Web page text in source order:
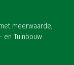
meerwaarde,
en Tuinbouw